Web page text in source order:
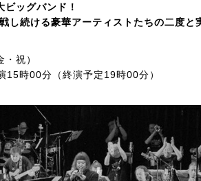
ビッグバンド！
し続ける豪華アーティストたちの二度と
祝）
15時00分（終演予定19時00分）